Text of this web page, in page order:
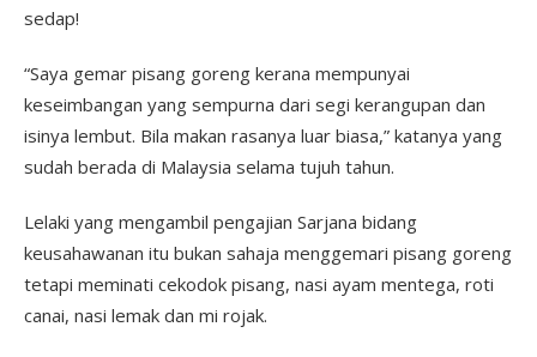
sedap!
“Saya gemar pisang goreng kerana mempunyai
keseimbangan yang sempurna dari segi kerangupan dan
isinya lembut. Bila makan rasanya luar biasa,” katanya yang
sudah berada di Malaysia selama tujuh tahun.
Lelaki yang mengambil pengajian Sarjana bidang
keusahawanan itu bukan sahaja menggemari pisang goreng
tetapi meminati cekodok pisang, nasi ayam mentega, roti
canai, nasi lemak dan mi rojak.